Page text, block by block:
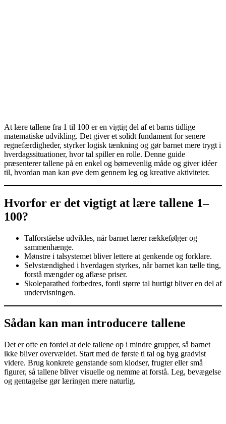
At lære tallene fra 1 til 100 er en vigtig del af et barns tidlige
matematiske udvikling. Det giver et solidt fundament for senere
regnefærdigheder, styrker logisk tænkning og gør barnet mere trygt i
hverdagssituationer, hvor tal spiller en rolle. Denne guide
præsenterer tallene på en enkel og børnevenlig måde og giver idéer
til, hvordan man kan øve dem gennem leg og kreative aktiviteter.
Hvorfor er det vigtigt at lære tallene 1–
100?
Talforståelse udvikles, når barnet lærer rækkefølger og
sammenhænge.
Mønstre i talsystemet bliver lettere at genkende og forklare.
Selvstændighed i hverdagen styrkes, når barnet kan tælle ting,
forstå mængder og aflæse priser.
Skoleparathed forbedres, fordi større tal hurtigt bliver en del af
undervisningen.
Sådan kan man introducere tallene
Det er ofte en fordel at dele tallene op i mindre grupper, så barnet
ikke bliver overvældet. Start med de første ti tal og byg gradvist
videre. Brug konkrete genstande som klodser, frugter eller små
figurer, så tallene bliver visuelle og nemme at forstå. Leg, bevægelse
og gentagelse gør læringen mere naturlig.